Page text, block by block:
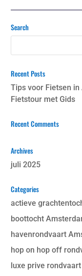
Search
Recent Posts
Tips voor Fietsen
Fietstour met Gids
Recent Comments
Archives
juli 2025
Categories
actieve
boottocht
havenrondvaart
hop on hop off
luxe prive